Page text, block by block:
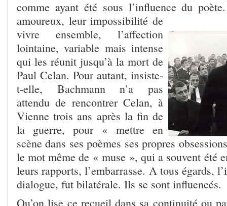
comme ayant été sous l’influence du
amoureux, leur impossibilité de
vivre ensemble, l’affection
lointaine, variable mais intense
qui les réunit jusqu’à la mort de
Paul Celan. Pour autant, insiste-
t-elle, Bachmann n’a pas
attendu de rencontrer Celan, à
Vienne trois ans après la fin de
la guerre, pour « mettre en
scène dans ses poèmes ses propres
le mot même de « muse », qui a souvent été
leurs rapports, l’embarrasse. A tous égards,
dialogue, fut bilatérale. Ils se sont influencés.
Qu’on lise ce recueil dans sa continuité ou